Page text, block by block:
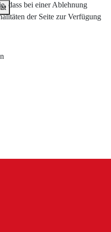
dass bei einer Ablehnung
der Seite zur Verfügung